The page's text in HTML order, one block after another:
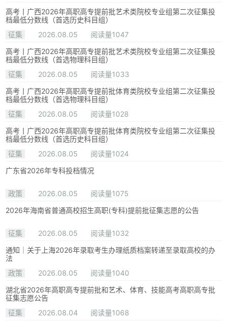
高考丨广西2026年高职高专提前批艺术类院校专业组第二次征集投
档最低分数线（首选历史科目组）
征集
2026.08.05
阅读量1047
高考丨广西2026年高职高专提前批艺术类院校专业组第二次征集投
档最低分数线（首选物理科目组）
征集
2026.08.05
阅读量1033
高考丨广西2026年高职高专提前批体育类院校专业组第二次征集投
档最低分数线（首选物理科目组）
征集
2026.08.05
阅读量1028
高考丨广西2026年高职高专提前批体育类院校专业组第二次征集投
档最低分数线（首选历史科目组）
征集
2026.08.05
阅读量1024
广东省2026年专科投档情况
政策 2026.08.05
阅读量1075
2026年海南省普通高校招生高职(专科)提前批征集志愿的公告
征集 2026.08.05
阅读量1032
通知｜关于上海2026年录取考生办理纸质档案转递至录取高校的办
法
政策
2026.08.05
阅读量1040
湖北省2026年高职高专提前批和艺术、体育、技能高考高职高专批
征集志愿公告
征集
2026.08.04
阅读量1068